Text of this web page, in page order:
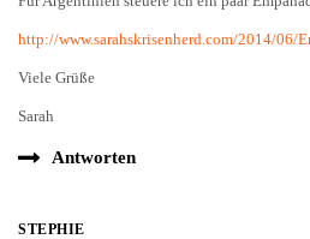
http://www.sarahskrisenherd.com/2014/06/
Viele Grüße
Sarah
Antworten
STEPHIE